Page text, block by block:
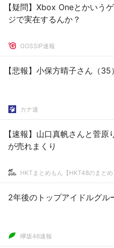
【疑問】Xbox Oneとかいう
ジで実在するんか？
GOSSIP速報
【悲報】小保方晴子さん（
カナ速
【速報】山口真帆さんと菅
が売れまくり
HKTまとめもん【HKT48のまとめ
2年後のトップアイドルグル
欅坂46速報